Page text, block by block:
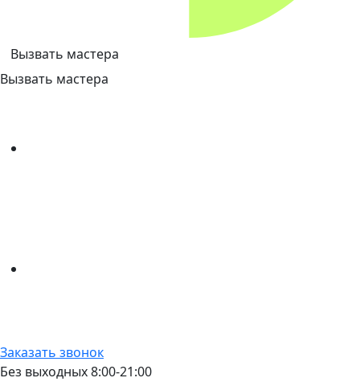
Вызвать мастера
Вызвать мастера
Заказать звонок
Без выходных 8:00-21:00